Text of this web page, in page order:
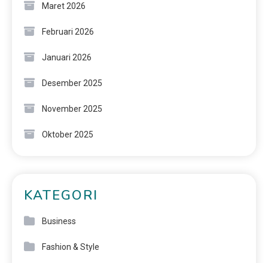
Maret 2026
Februari 2026
Januari 2026
Desember 2025
November 2025
Oktober 2025
KATEGORI
Business
Fashion & Style